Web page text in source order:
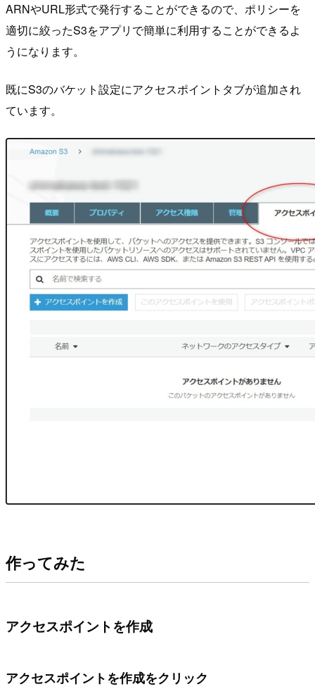
ARNやURL形式で発行することができるので、ポリシーを
適切に絞ったS3をアプリで簡単に利用することができるよ
うになります。
既にS3のバケット設定にアクセスポイントタブが追加され
ています。
作ってみた
アクセスポイントを作成
アクセスポイントを作成をクリック